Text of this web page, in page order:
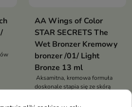
AA Wings of Color
STAR SECRETS The
Wet Bronzer Kremowy
bronzer /01/ Light
Bronze 13 ml
Aksamitna, kremowa formuła
doskonale stapia się ze skórą